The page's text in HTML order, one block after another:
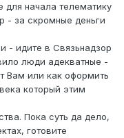
для начала телематику
- за скромные деньги
- идите в Связьнадзор
люди адекватные -
Вам или как оформить
который этим
Пока суть да дело,
готовите